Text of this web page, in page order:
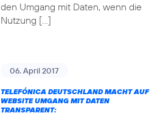
den Umgang mit Daten, wenn die
Nutzung […]
06. April 2017
TELEFÓNICA DEUTSCHLAND MACHT AUF
WEBSITE UMGANG MIT DATEN
TRANSPARENT: